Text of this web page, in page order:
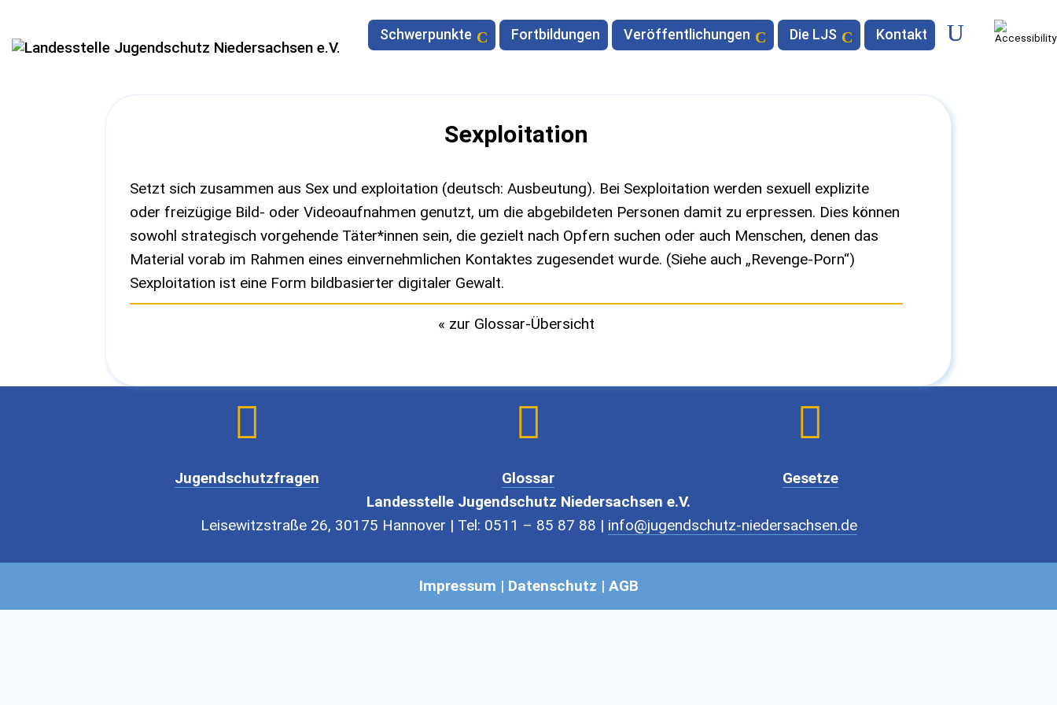
Schwerpunkte Fortbildungen Veröffentlichungen Die LJS Kontakt
Sexploitation
Setzt sich zusammen aus Sex und exploitation (deutsch: Ausbeutung). Bei Sexploitation werden sexuell explizite
oder freizügige Bild- oder Videoaufnahmen genutzt, um die abgebildeten Personen damit zu erpressen. Dies können
sowohl strategisch vorgehende Täter*innen sein, die gezielt nach Opfern suchen oder auch Menschen, denen das
Material vorab im Rahmen eines einvernehmlichen Kontaktes zugesendet wurde. (Siehe auch „Revenge-Porn“)
Sexploitation ist eine Form bildbasierter digitaler Gewalt.
« zur Glossar-Übersicht

Jugendschutzfragen

Glossar

Gesetze
Landesstelle Jugendschutz Niedersachsen e.V.
Leisewitzstraße 26, 30175 Hannover | Tel: 0511 – 85 87 88 | info@jugendschutz-niedersachsen.de
Impressum | Datenschutz | AGB